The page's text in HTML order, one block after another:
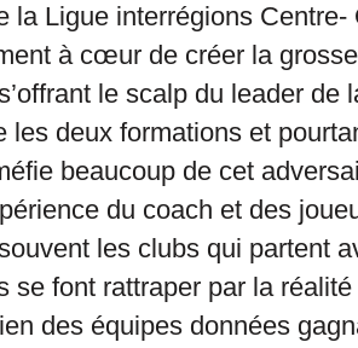
la Ligue interrégions Centre-
à cœur de créer la
le scalp du leader de
les deux formations et
beaucoup de cet
du coach et des
les clubs qui partent
se font rattraper par la
des équipes données